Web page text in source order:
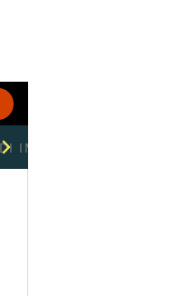
IMPIANTI